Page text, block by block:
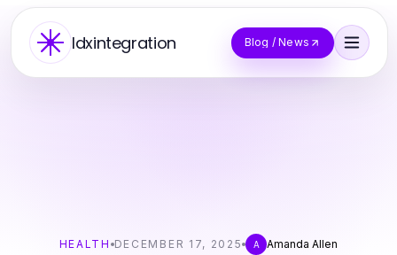
Idxintegration Blog / News
HEALTH DECEMBER 17, 2025 A Amanda Allen